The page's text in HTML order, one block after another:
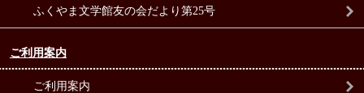
ふくやま文学館友の会だより第25号
ご利用案内
ご利用案内